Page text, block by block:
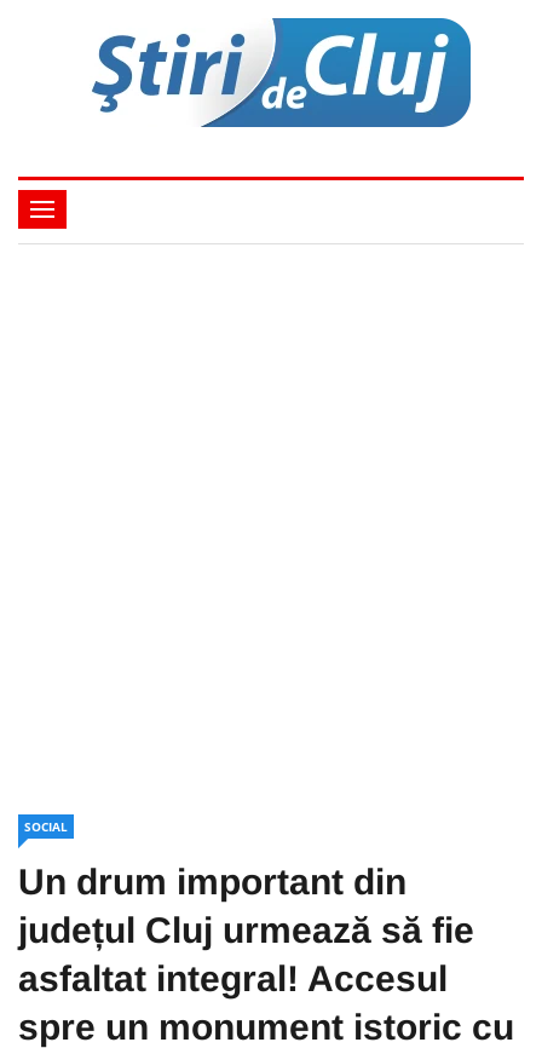
SOCIAL
Un drum important din
județul Cluj urmează să fie
asfaltat integral! Accesul
spre un monument istoric cu